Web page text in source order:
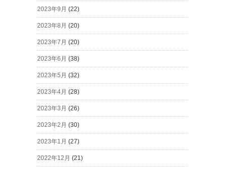
2023年9月 (22)
2023年8月 (20)
2023年7月 (20)
2023年6月 (38)
2023年5月 (32)
2023年4月 (28)
2023年3月 (26)
2023年2月 (30)
2023年1月 (27)
2022年12月 (21)